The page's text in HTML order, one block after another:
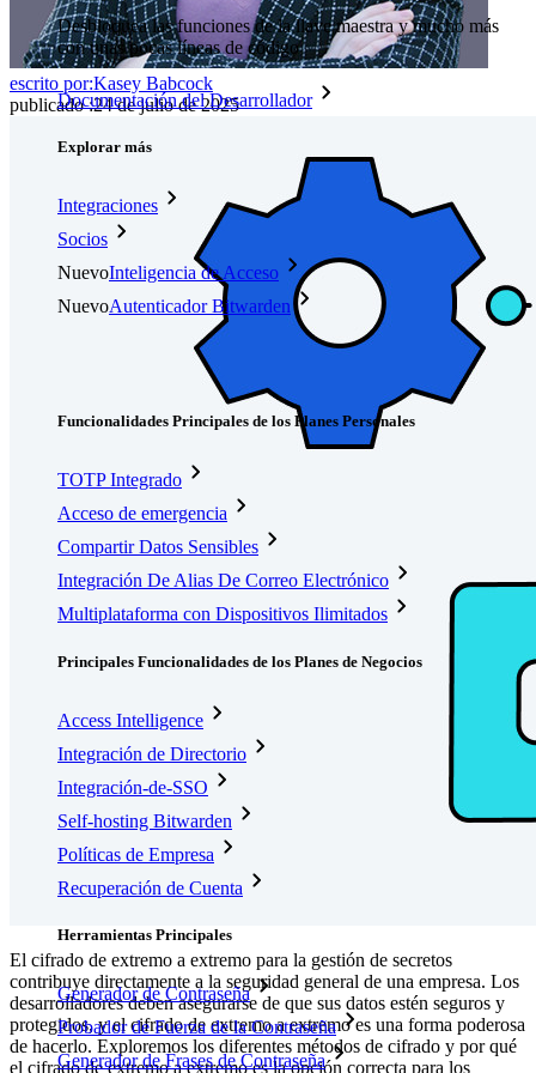
Desbloquea las funciones de la llave maestra y mucho más
con unas pocas líneas de código
Documentación del Desarrollador
Explorar más
Integraciones
Socios
NuevoInteligencia de Acceso
NuevoAutenticador Bitwarden
Herramientas & Funcionalidades
Funcionalidades Principales de los Planes Personales
TOTP Integrado
Acceso de emergencia
Compartir Datos Sensibles
Integración De Alias De Correo Electrónico
Multiplataforma con Dispositivos Ilimitados
Principales Funcionalidades de los Planes de Negocios
Access Intelligence
Integración de Directorio
Integración-de-SSO
Self-hosting Bitwarden
Políticas de Empresa
Recuperación de Cuenta
Herramientas Principales
Generador de Contraseña
Probador de Fuerza de la Contraseña
Generador de Frases de Contraseña
escrito por:Kasey Babcock
publicado:24 de julio de 2025
El cifrado de extremo a extremo para la gestión de secretos
contribuye directamente a la seguridad general de una empresa. Los
desarrolladores deben asegurarse de que sus datos estén seguros y
protegidos, y el cifrado de extremo a extremo es una forma poderosa
de hacerlo. Exploremos los diferentes métodos de cifrado y por qué
el cifrado de extremo a extremo es la opción correcta para los